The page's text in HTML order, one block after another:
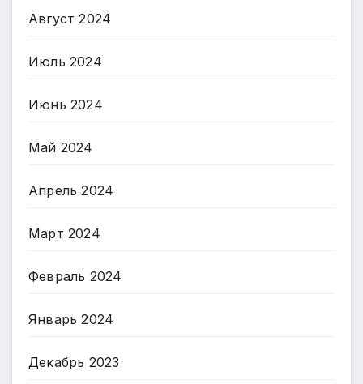
Август 2024
Июль 2024
Июнь 2024
Май 2024
Апрель 2024
Март 2024
Февраль 2024
Январь 2024
Декабрь 2023